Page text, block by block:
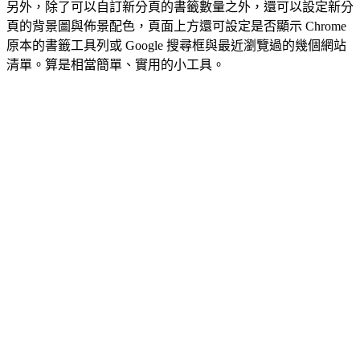
另外，除了可以自訂新分頁的書籤數量之外，還可以設定新分
頁的背景圖與佈景配色，頁面上方還可設定是否顯示 Chrome
原本的書籤工具列或 Google 搜尋框與最近瀏覽過的幾個網站
清單。算是相當簡單、實用的小工具。